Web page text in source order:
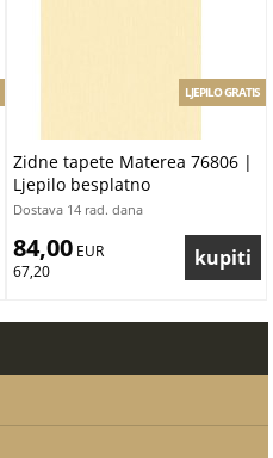
Zidne tapete Materea 76806 |
Ljepilo besplatno
LJEPILO GRATIS
Dostava 14 rad. dana
84,00 EUR
67,20